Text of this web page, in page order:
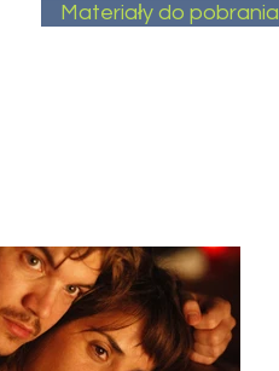
Materiały do pobrania